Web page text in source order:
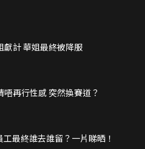
第19集 Man姐獻計 華姐最終被降服
唔再行性感 突然換賽道？
工最終誰去誰留？一片睇晒！